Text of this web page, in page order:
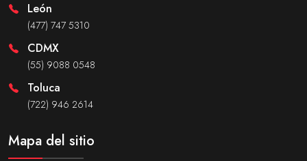
León
(477) 747 5310
CDMX
(55) 9088 0548
Toluca
(722) 946 2614
Mapa del sitio